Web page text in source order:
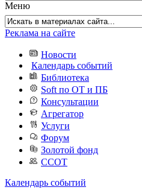
Меню
Реклама на сайте
Новости
Календарь событий
Библиотека
Soft по ОТ и ПБ
Консультации
Агрегатор
Услуги
Форум
Золотой фонд
ССОТ
Календарь событий